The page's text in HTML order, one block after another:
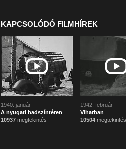
KAPCSOLÓDÓ FILMHÍREK
1940. január
A nyugati hadszíntéren
10937megtekintés
1942. február
Viharban
10504megtekintés